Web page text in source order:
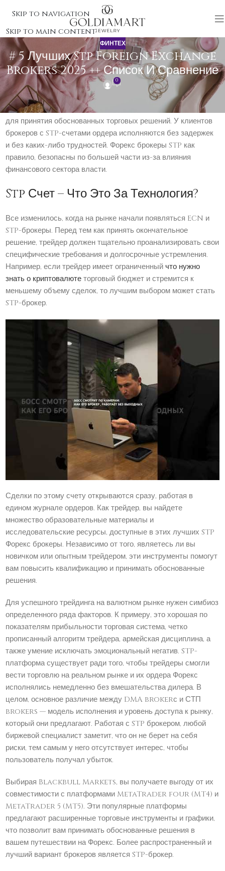
Skip to navigation
Skip to main content
ФИНТЕХ
# 5 Лучших Stp Foreign Exchange
Brokers 2025 ++ Список И Сравнение
0
Являетесь ли вы новичком или опытным trader,
понимание основ STP brokers имеет решающее значение
для принятия обоснованных торговых решений. У клиентов
брокеров с STP-счетами ордера исполняются без задержек
и без каких-либо трудностей. Форекс брокеры STP как
правило, безопасны по большей части из-за влияния
финансового сектора власти.
Stp Счет – Что Это За Технология?
Все изменилось, когда на рынке начали появляться ECN и
STP-брокеры. Перед тем как принять окончательное
решение, трейдер должен тщательно проанализировать свои
специфические требования и долгосрочные устремления.
Например, если трейдер имеет ограниченный что нужно
знать о криптовалютеторговый бюджет и стремится к
меньшему объему сделок, то лучшим выбором может стать
STP-брокер.
Сделки по этому счету открываются сразу, работая в
едином журнале ордеров. Как трейдер, вы найдете
множество образовательные материалы и
исследовательские ресурсы, доступные в этих лучших STP
Форекс брокеры. Независимо от того, являетесь ли вы
новичком или опытным трейдером, эти инструменты помогут
вам повысить квалификацию и принимать обоснованные
решения.
Для успешного трейдинга на валютном рынке нужен симбиоз
определенного ряда факторов. К примеру, это хорошая по
показателям прибыльности торговая система, четко
прописанный алгоритм трейдера, армейская дисциплина, а
также умение исключать эмоциональный негатив. STP-
платформа существует ради того, чтобы трейдеры смогли
вести торговлю на реальном рынке и их ордера Форекс
исполнялись немедленно без вмешательства дилера. В
целом, основное различие между DMA brokerс и СТП
brokers — модель исполнения и уровень доступа к рынку,
который они предлагают. Работая с STP брокером, любой
биржевой специалист заметит, что он не берет на себя
риски, тем самым у него отсутствует интерес, чтобы
пользователь получал убыток.
Выбирая Blackbull Markets, вы получаете выгоду от их
совместимости с платформами MetaTrader four (MT4) и
MetaTrader 5 (MT5). Эти популярные платформы
предлагают расширенные торговые инструменты и графики,
что позволит вам принимать обоснованные решения в
вашем путешествии на Форекс. Более распространенный и
лучший вариант брокеров является STP-брокер.